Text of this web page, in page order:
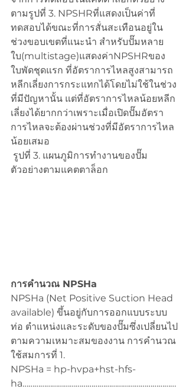
ตามรูปที่ 3. NPSHRที่แสดงเป็นค่าที่
ทดสอบได้ขณะที่การสั่นสะเทือนอยู่ใน
ช่วงขอบเขตที่แนะนำ สำหรับปั๊มหลาย
ใบ(multistage)แสดงค่าNPSHRของ
ใบพัดชุดแรก ที่อัตราการไหลสูงสามารถ
หลีกเลี่ยงการกระแทกได้โดยไม่ใช้ในช่วง
ที่มีปัญหานั้น แต่ที่อัตราการไหลน้อยหลีก
เลี่ยงได้ยากกว่าเพราะเมื่อเปิดปั๊มอัตรา
การไหลจะต้องผ่านช่วงที่มีอัตราการไหล
น้อยเสมอ
รูปที่ 3. แผนภูมิการทำงานของปั๊ม
ตัวอย่างตามแคตตาล็อก
การคำนวณ NPSHa
NPSHa (Net Positive Suction Head
available) ขึ้นอยู่กับการออกแบบระบบ
ท่อ ตำแหน่งและระดับของปั๊มซึ่งเปลี่ยนไป
ตามความเหมาะสมของงาน การคำนวณ
ใช้สมการที่ 1.
NPSHa = hp-hvpa+hst-hfs-
ha……………………………………………………………………